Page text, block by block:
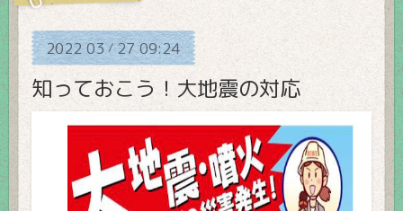
2022 03/27 09:24
知っておこう！大地震の対応